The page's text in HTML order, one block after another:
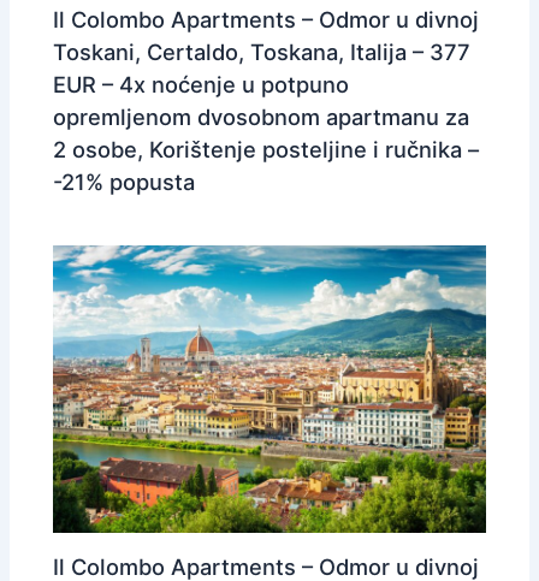
Il Colombo Apartments – Odmor u divnoj
Toskani, Certaldo, Toskana, Italija – 377
EUR – 4x noćenje u potpuno
opremljenom dvosobnom apartmanu za
2 osobe, Korištenje posteljine i ručnika –
-21% popusta
Il Colombo Apartments – Odmor u divnoj